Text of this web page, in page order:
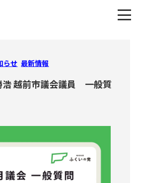
らせ 最新情報
浩 越前市議会議員 一般質